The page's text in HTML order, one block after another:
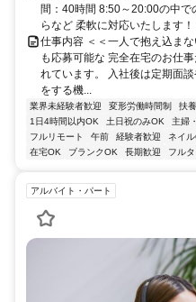
間：40時間 8:50～20:00の中
らなど 柔軟に対応いたします
仕事内容 ＜＜一人で抱え込ま
も応募可能な 完全在宅のお仕
れています。 入社後は定期面
をする機...
業界未経験者歓迎 変形労働時間制 扶
1日4時間以内OK
土日祝のみOK 主婦
フルリモート
午前 経験者歓迎 ネイ
在宅OK
ブランクOK 長期歓迎 フル
アルバイト・パート